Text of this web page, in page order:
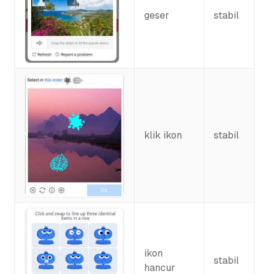
geser stabil
klik ikon stabil
ikon
hancur
stabil